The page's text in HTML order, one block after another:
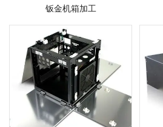
钣金机箱加工